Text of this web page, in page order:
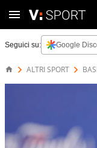
Seguici su: Google
ALTRI SPORT